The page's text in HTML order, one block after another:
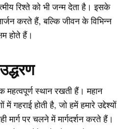
रिश्ते को भी जन्म देता है। इसके
करते हैं, बल्कि जीवन के विभिन्न
होते हैं।
महत्वपूर्ण स्थान रखती हैं। महान
में गहराई होती है, जो हमें हमारे उद्देश्यों
पर चलने में मार्गदर्शन करते हैं।